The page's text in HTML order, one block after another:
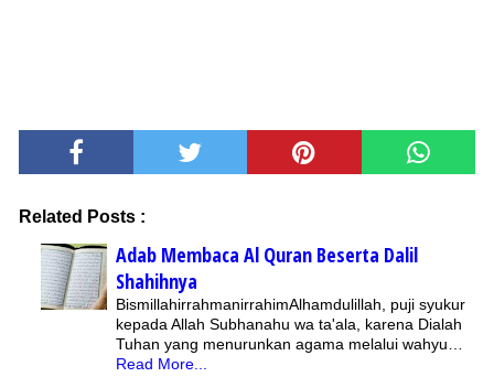
Related Posts :
Adab Membaca Al Quran Beserta Dalil
Shahihnya
BismillahirrahmanirrahimAlhamdulillah, puji syukur
kepada Allah Subhanahu wa ta'ala, karena Dialah
Tuhan yang menurunkan agama melalui wahyu…
Read More...